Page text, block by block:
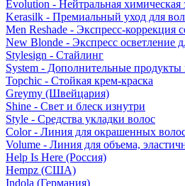
Evolution - Нейтральная химическая
Kerasilk - Премиальный уход для
Men Reshade - Экспресс-коррекция
New Blonde - Экспресс осветление
Stylesign - Стайлинг
System - Дополнительные
Topchic - Стойкая крем-краска
Greymy (Швейцария)
Shine - Свет и блеск изнутри
Style - Средства укладки волос
Color - Линия для окрашенных
Volume - Линия для объема,
Help Is Here (Россия)
Hempz (США)
Indola (Германия)